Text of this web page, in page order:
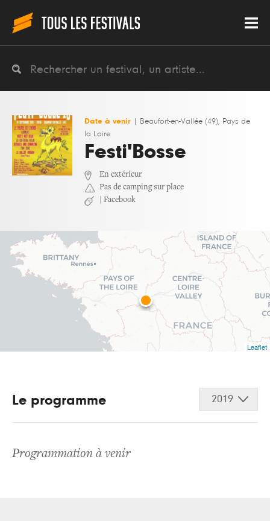
Date à venir
Beaufort-en-Vallée (49), Pays de
la Loire
Festi'Bosse
En extérieur
Pas de camping sur place
Facebook
Leaflet
Le programme 2019
Programmation à venir